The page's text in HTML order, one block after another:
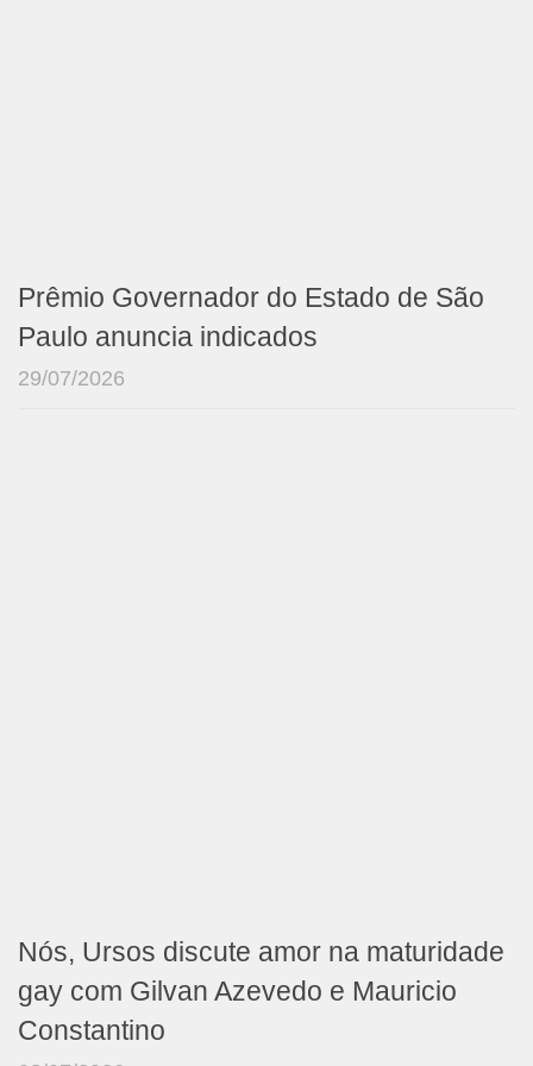
Prêmio Governador do Estado de São
Paulo anuncia indicados
29/07/2026
Nós, Ursos discute amor na maturidade
gay com Gilvan Azevedo e Mauricio
Constantino